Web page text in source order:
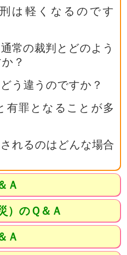
は軽くなるのです
常の裁判とどのよう
？
う違うのですか？
有罪となることが多
れるのはどんな場合
Ａ
）のＱ＆Ａ
Ａ